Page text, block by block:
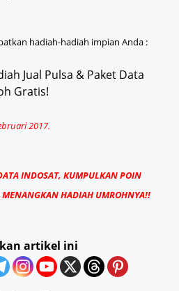
hadiah-hadiah impian Anda :
2017.
INDOSAT, KUMPULKAN POIN
HADIAH UMROHNYA!!
artikel ini